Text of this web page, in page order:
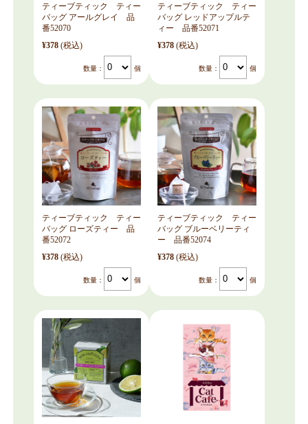
ティーブティック ティー
バッグ アールグレイ 品
番52070
¥378 (税込)
数量： 個
ティーブティック ティー
バッグ レッドアップルテ
ィー 品番52071
¥378 (税込)
数量： 個
ティーブティック ティー
バッグ ローズティー 品
番52072
¥378 (税込)
数量： 個
ティーブティック ティー
バッグ ブルーベリーティ
ー 品番52074
¥378 (税込)
数量： 個